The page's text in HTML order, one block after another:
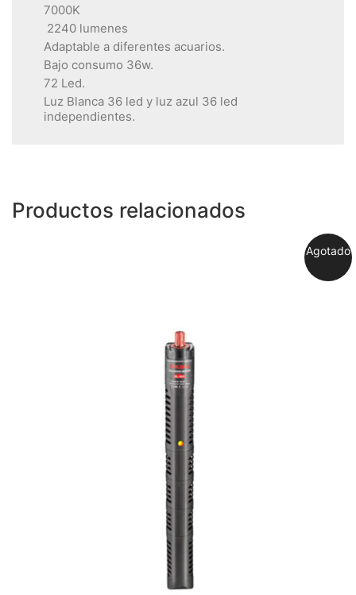
7000K
2240 lumenes
Adaptable a diferentes acuarios.
Bajo consumo 36w.
72 Led.
Luz Blanca 36 led y luz azul 36 led
independientes.
Productos relacionados
Agotado